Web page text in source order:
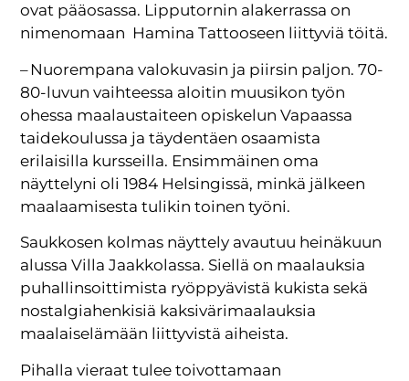
ovat pääosassa. Lipputornin alakerrassa on
nimenomaan Hamina Tattooseen liittyviä töitä.
– Nuorempana valokuvasin ja piirsin paljon. 70-
80-luvun vaihteessa aloitin muusikon työn
ohessa maalaustaiteen opiskelun Vapaassa
taidekoulussa ja täydentäen osaamista
erilaisilla kursseilla. Ensimmäinen oma
näyttelyni oli 1984 Helsingissä, minkä jälkeen
maalaamisesta tulikin toinen työni.
Saukkosen kolmas näyttely avautuu heinäkuun
alussa Villa Jaakkolassa. Siellä on maalauksia
puhallinsoittimista ryöppyävistä kukista sekä
nostalgiahenkisiä kaksivärimaalauksia
maalaiselämään liittyvistä aiheista.
Pihalla vieraat tulee toivottamaan